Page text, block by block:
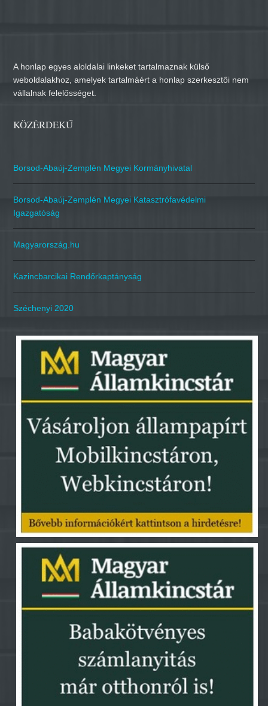
A honlap egyes aloldalai linkeket tartalmaznak külső
weboldalakhoz, amelyek tartalmáért a honlap szerkesztői nem
vállalnak felelősséget.
KÖZÉRDEKŰ
Borsod-Abaúj-Zemplén Megyei Kormányhivatal
Borsod-Abaúj-Zemplén Megyei Katasztrófavédelmi
Igazgatóság
Magyarország.hu
Kazincbarcikai Rendőrkaptányság
Széchenyi 2020